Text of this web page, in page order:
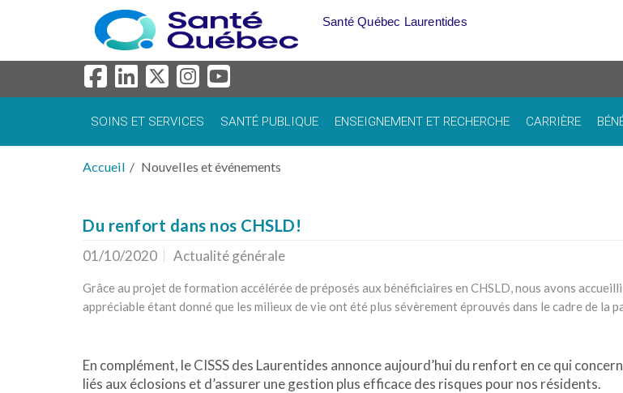
Aller au menu principal
Santé Québec Laurentides
SOINS ET SERVICES SANTÉ PUBLIQUE ENSEIGNEMENT ET RECHERCHE CARRIÈRE
Accueil Nouvelles et événements
Du renfort dans nos CHSLD!
01/10/2020 Actualité générale
Grâce au projet de formation accélérée de préposés aux bénéficiaires en CHSLD, nous avons
appréciable étant donné que les milieux de vie ont été plus sévèrement éprouvés dans le cadre de la
En complément, le CISSS des Laurentides annonce aujourd’hui du renfort en ce qui
liés aux éclosions et d’assurer une gestion plus efficace des risques pour nos résidents.